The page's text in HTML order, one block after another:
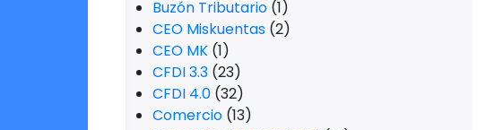
Buzón Tributario (1)
CEO Miskuentas (2)
CEO MK (1)
CFDI 3.3 (23)
CFDI 4.0 (32)
Comercio (13)